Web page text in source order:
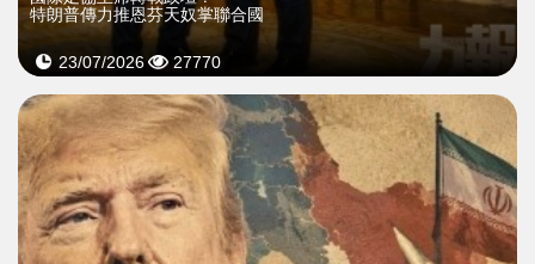
特朗普傳力推恩芬天奴掌聯合國
23/07/2026 27770